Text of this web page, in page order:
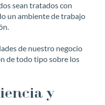
sean tratados con
un ambiente de trabajo
de nuestro negocio
de todo tipo sobre los
y